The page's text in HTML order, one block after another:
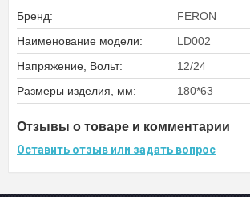
Бренд:
FERON
Наименование модели:
LD002
Напряжение, Вольт:
12/24
Размеры изделия, мм:
180*63
Отзывы о товаре и комментарии
Оставить отзыв или задать вопрос